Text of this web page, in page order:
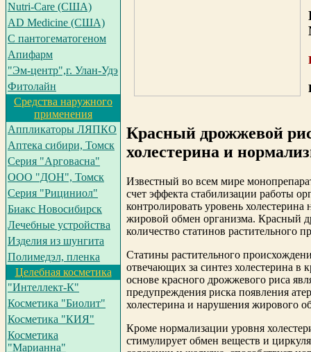
Nutri-Care (США)
AD Medicine (США)
С пантогематогеном
Апифарм
"Эм-центр",г. Улан-Удэ
Фитолайн
Средства наружного
применения
Аппликаторы ЛЯПКО
Аптека сибири, Томск
Серия "Арговасна"
ООО "ДОН", Томск
Серия "Рициниол"
Биакс Новосибирск
Лечебные устройства
Изделия из шунгита
Полимедэл, пленка
Целебная косметика
"Интеллект-К"
Косметика "Биолит"
Косметика "КИЯ"
Косметика
"Марианна"
Красный дрожжевой
холестерина и
Известный во всем мире
счет эффекта стабилизации работы
контролировать уровень
жировой обмен организма. Красный
количество статинов растительного
Статины растительного
отвечающих за синтез холестерина
основе красного дрожжевого риса
предупреждения риска появления
холестерина и нарушения жирового
Кроме нормализации уровня
стимулирует обмен веществ и